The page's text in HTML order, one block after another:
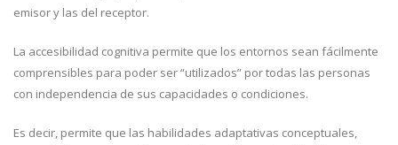
emisor y las del receptor.
La accesibilidad cognitiva permite que los entornos sean fácilmente
comprensibles para poder ser “utilizados” por todas las personas
con independencia de sus capacidades o condiciones.
Es decir, permite que las habilidades adaptativas conceptuales,